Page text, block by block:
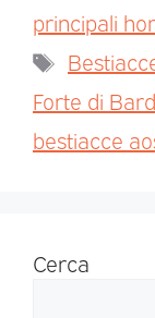
principali
Forte di Bard
bestiacce
Cerca